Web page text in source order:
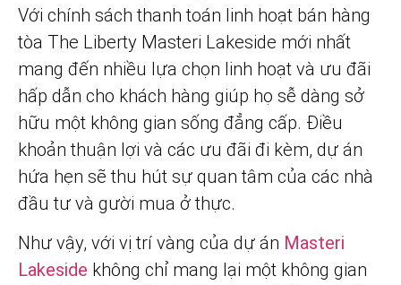
Với chính sách thanh toán linh hoạt bán hàng
tòa The Liberty Masteri Lakeside mới nhất
mang đến nhiều lựa chọn linh hoạt và ưu đãi
hấp dẫn cho khách hàng giúp họ sễ dàng sở
hữu một không gian sống đẳng cấp. Điều
khoản thuận lợi và các ưu đãi đi kèm, dự án
hứa hẹn sẽ thu hút sự quan tâm của các nhà
đầu tư và gười mua ở thực.
Như vậy, với vị trí vàng của dự án Masteri
Lakeside không chỉ mang lại một không gian